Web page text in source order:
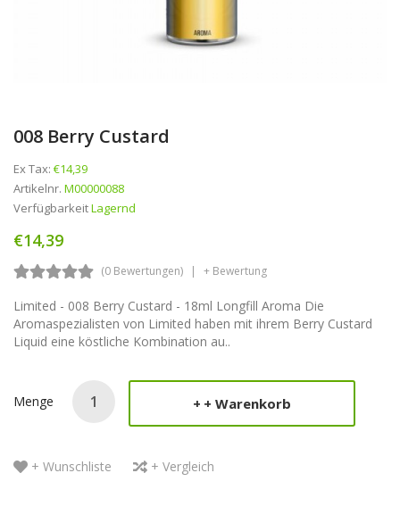
008 Berry Custard
Ex Tax: €14,39
Artikelnr. M00000088
VerfügbarkeitLagernd
€14,39
(0 Bewertungen) + Bewertung
Limited - 008 Berry Custard - 18ml Longfill Aroma Die
Aromaspezialisten von Limited haben mit ihrem Berry Custard
Liquid eine köstliche Kombination au..
Menge + Warenkorb
+ Wunschliste + Vergleich